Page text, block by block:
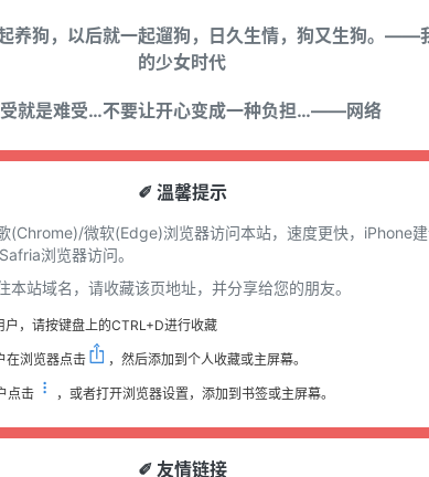
养狗，以后就一起遛狗，日久生情，狗又生狗。——
的少女时代
就是难受…不要让开心变成一种负担…——网络
✐ 溫馨提示
(Chrome)/微软(Edge)浏览器访问本站，速度更快，iPhone
浏览器访问。
本站域名，请收藏该页地址，并分享给您的朋友。
户，请按键盘上的CTRL+D进行收藏
在浏览器点击 ，然后添加到个人收藏或主屏幕。
点击 ，或者打开浏览器设置，添加到书签或主屏幕。
✐ 友情链接